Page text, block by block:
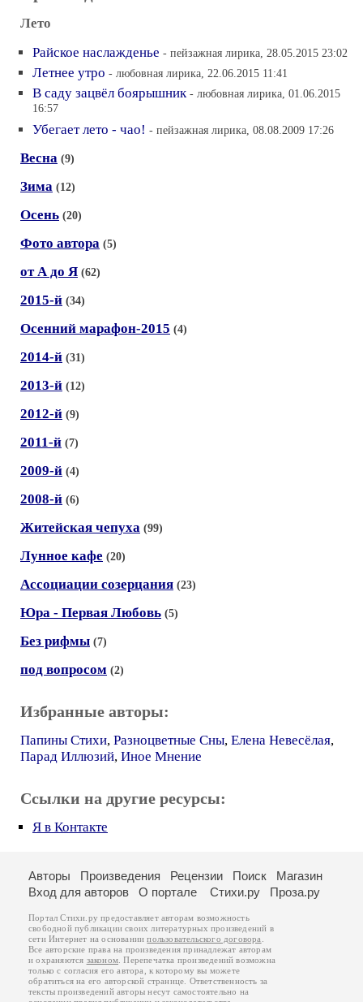
Лето
Райское наслажденье - пейзажная лирика, 28.05.2015 23:02
Летнее утро - любовная лирика, 22.06.2015 11:41
В саду зацвёл боярышник - любовная лирика, 01.06.2015
16:57
Убегает лето - чао! - пейзажная лирика, 08.08.2009 17:26
Весна (9)
Зима (12)
Осень (20)
Фото автора (5)
от А до Я (62)
2015-й (34)
Осенний марафон-2015 (4)
2014-й (31)
2013-й (12)
2012-й (9)
2011-й (7)
2009-й (4)
2008-й (6)
Житейская чепуха (99)
Лунное кафе (20)
Ассоциации созерцания (23)
Юра - Первая Любовь (5)
Без рифмы (7)
под вопросом (2)
Избранные авторы:
Папины Стихи, Разноцветные Сны, Елена Невесёлая,
Парад Иллюзий, Иное Мнение
Ссылки на другие ресурсы:
Я в Контакте
Авторы Произведения Рецензии Поиск
Магазин
Вход для авторов
О портале Стихи.ру Проза.ру
Портал Стихи.ру предоставляет авторам возможность
свободной публикации своих литературных произведений в
сети Интернет на основаниипользовательского договора
Все авторские права на произведения принадлежат авторам
и охраняются законом . Перепечатка произведений возможна
только с согласия его автора, к которому вы можете
обратиться на его авторской странице. Ответственность за
тексты произведений авторы несут самостоятельно на